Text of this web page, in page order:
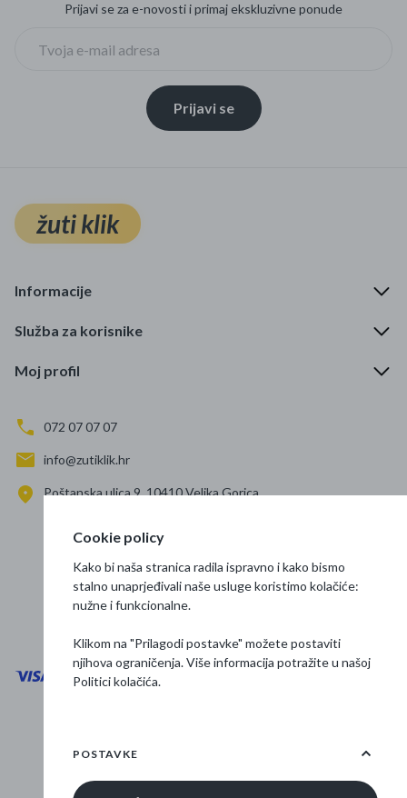
Prijavi se za e-novosti i primaj ekskluzivne ponude
Prijavi se
žuti klik
Informacije
Služba za korisnike
Moj profil
072 07 07 07
info@zutiklik.hr
Poštanska ulica 9, 10410 Velika Gorica
Prati nas
Osnovne informacije
Cookie policy
Kako bi naša stranica radila ispravno i kako bismo
stalno unaprjeđivali naše usluge koristimo kolačiće:
nužne i funkcionalne.
Klikom na "Prilagodi postavke" možete postaviti
njihova ograničenja. Više informacija potražite u našoj
Politici kolačića.
POSTAVKE